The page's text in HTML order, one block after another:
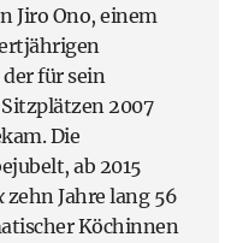
Jiro Ono, einem
für sein
2007
Die
ab 2015
zehn Jahre lang 56
Köchinnen